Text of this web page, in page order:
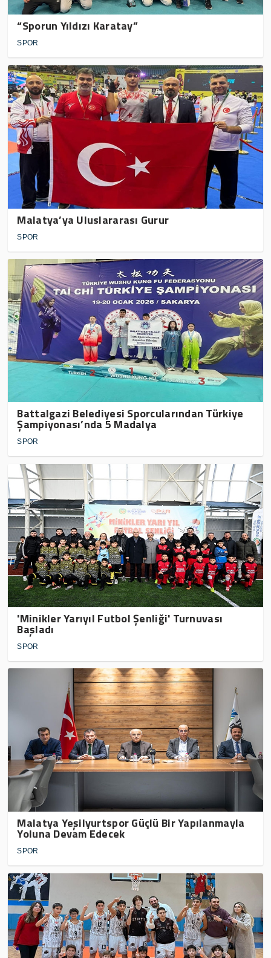
“Sporun Yıldızı Karatay”
SPOR
Malatya’ya Uluslararası Gurur
SPOR
Battalgazi Belediyesi Sporcularından Türkiye
Şampiyonası’nda 5 Madalya
SPOR
'Minikler Yarıyıl Futbol Şenliği' Turnuvası
Başladı
SPOR
Malatya Yeşilyurtspor Güçlü Bir Yapılanmayla
Yoluna Devam Edecek
SPOR